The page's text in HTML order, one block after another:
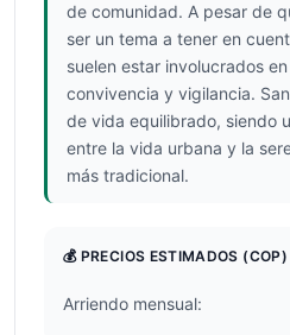
de comunidad. A pesar de
ser un tema a tener en
suelen estar involucrados
convivencia y vigilancia.
de vida equilibrado, siendo
entre la vida urbana y la
más tradicional.
💰 PRECIOS ESTIMADOS (COP)
Arriendo mensual: